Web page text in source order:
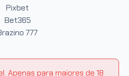
Pixbet
Bet365
777
Apenas para maiores de 18